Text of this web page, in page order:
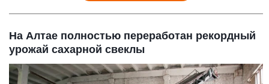
На Алтае полностью переработан рекордный
урожай сахарной свеклы